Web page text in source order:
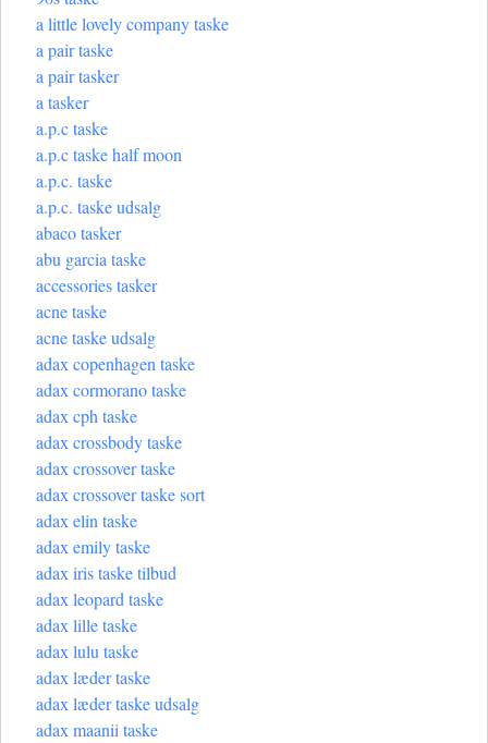
a little lovely company taske
a pair taske
a pair tasker
a tasker
a.p.c taske
a.p.c taske half moon
a.p.c. taske
a.p.c. taske udsalg
abaco tasker
abu garcia taske
accessories tasker
acne taske
acne taske udsalg
adax copenhagen taske
adax cormorano taske
adax cph taske
adax crossbody taske
adax crossover taske
adax crossover taske sort
adax elin taske
adax emily taske
adax iris taske tilbud
adax leopard taske
adax lille taske
adax lulu taske
adax læder taske
adax læder taske udsalg
adax maanii taske